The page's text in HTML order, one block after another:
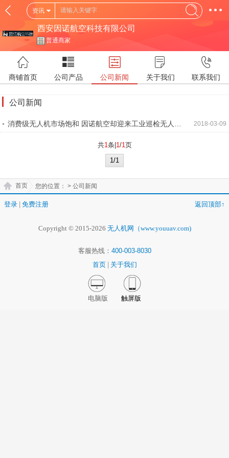
资讯
西安因诺航空科技有限公司
普通商家
商铺首页 公司产品 公司新闻 关于我们 联系我们
公司新闻
消费级无人机市场饱和 因诺航空却迎来工业巡检无人机
需求爆发
2018-03-09
共1条| 1/1页
1/1
您的位置：
首页 > 公司新闻
登录 免费注册 返回顶部↑
Copyright © 2015-2026 无人机网（www.youuav.com)
客服热线： 400-003-8030
首页
关于我们
电脑版 触屏版